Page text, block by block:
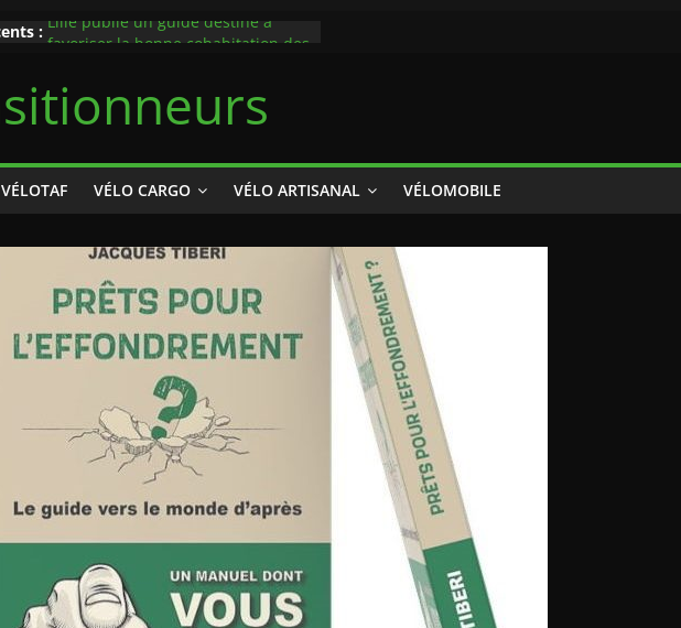
: Lille publie un guide destiné à
rappel au code de la route
Flambée du prix des carburants :
priorité de la politique des
mobilités
rouge
Midipile Mobility dévoile son
véhicule intermédiaire le 9:23
L’Allemagne test une piste cyclable
recouverte de panneaux solaires
VÉLOTAF VÉLO CARGO VÉLO ARTISANAL VÉLOMOBILE